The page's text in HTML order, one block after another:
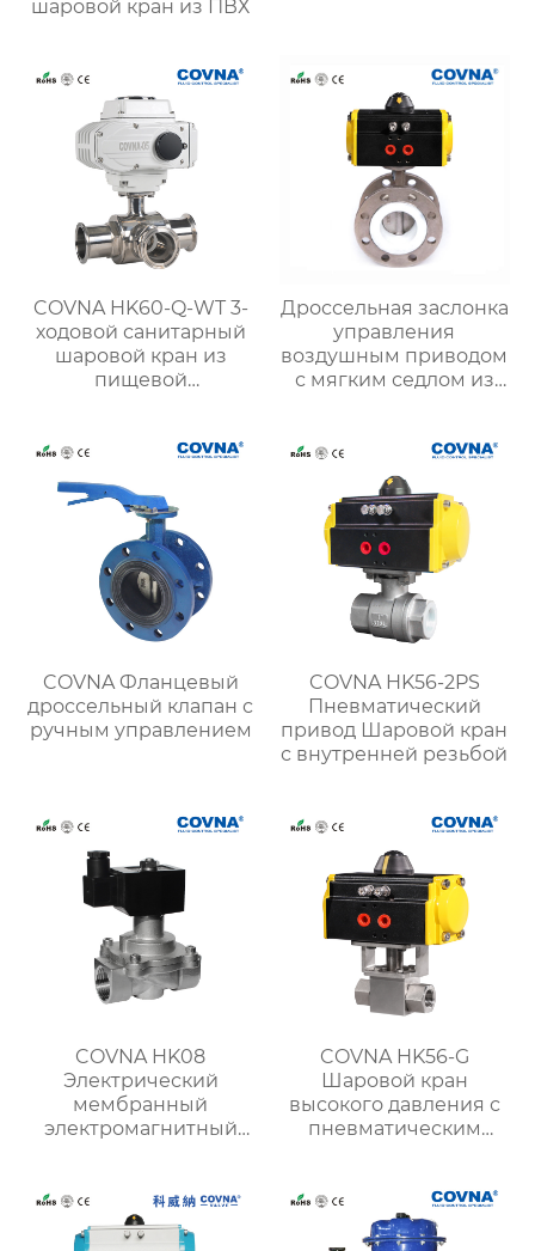
шаровой кран из ПВХ
COVNA HK60-Q-WT 3-
ходовой санитарный
шаровой кран из
пищевой
Дроссельная заслонка
управления
воздушным приводом
с мягким седлом из
COVNA Фланцевый
дроссельный клапан с
ручным управлением
COVNA HK56-2PS
Пневматический
привод Шаровой кран
с внутренней резьбой
COVNA HK08
Электрический
мембранный
электромагнитный
COVNA HK56-G
Шаровой кран
высокого давления с
пневматическим